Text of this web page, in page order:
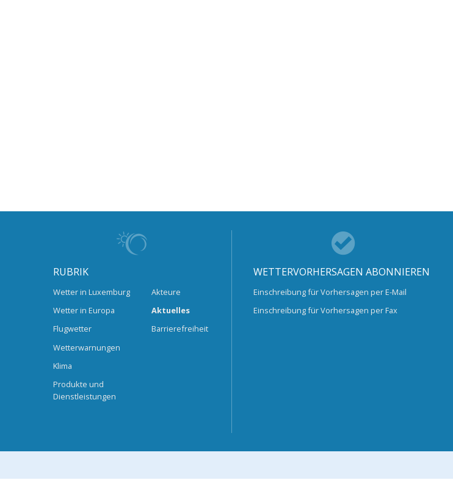
RUBRIK
Wetter in Luxemburg
Wetter in Europa
Flugwetter
Wetterwarnungen
Klima
Produkte und
Dienstleistungen
Akteure
Aktuelles
Barrierefreiheit
WETTERVORHERSAGEN ABONNIEREN
Einschreibung für Vorhersagen per E-Mail
Einschreibung für Vorhersagen per Fax